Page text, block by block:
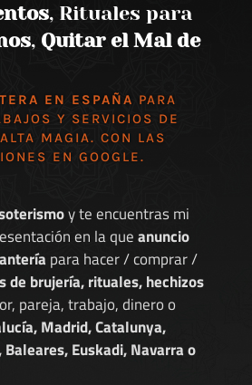
, Rituales para
, Quitar el Mal de
EN ESPAÑA PARA
Y SERVICIOS DE
MAGIA. CON LAS
EN GOOGLE.
y te encuentras mi
en la queanuncio
para hacer / comprar /
de brujería, rituales, hechizos
pareja, trabajo, dinero o
Madrid, Catalunya,
Baleares, Euskadi, Navarra o